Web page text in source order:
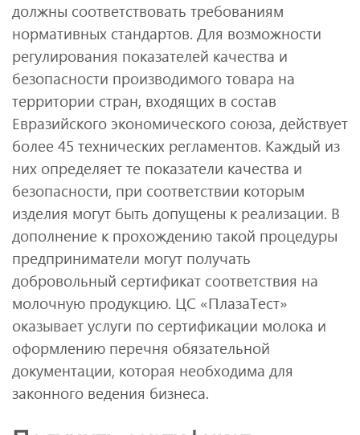
должны соответствовать требованиям
нормативных стандартов. Для возможности
регулирования показателей качества и
безопасности производимого товара на
территории стран, входящих в состав
Евразийского экономического союза, действует
более 45 технических регламентов. Каждый из
них определяет те показатели качества и
безопасности, при соответствии которым
изделия могут быть допущены к реализации. В
дополнение к прохождению такой процедуры
предприниматели могут получать
добровольный сертификат соответствия на
молочную продукцию. ЦС «ПлазаТест»
оказывает услуги по сертификации молока и
оформлению перечня обязательной
документации, которая необходима для
законного ведения бизнеса.